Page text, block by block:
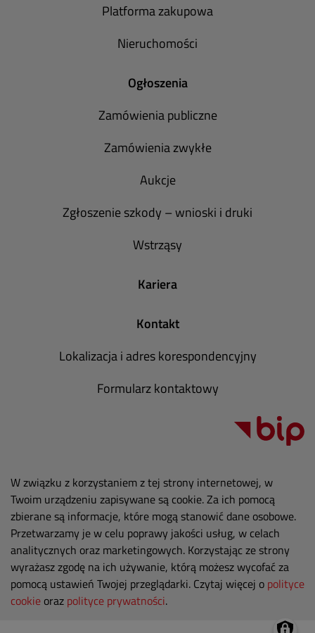
Platforma zakupowa
Nieruchomości
Ogłoszenia
Zamówienia publiczne
Zamówienia zwykłe
Aukcje
Zgłoszenie szkody – wnioski i druki
Wstrząsy
Kariera
Kontakt
Lokalizacja i adres korespondencyjny
Formularz kontaktowy
W związku z korzystaniem z tej strony internetowej, w
Twoim urządzeniu zapisywane są cookie. Za ich pomocą
zbierane są informacje, które mogą stanowić dane osobowe.
Przetwarzamy je w celu poprawy jakości usług, w celach
analitycznych oraz marketingowych. Korzystając ze strony
wyrażasz zgodę na ich używanie, którą możesz wycofać za
pomocą ustawień Twojej przeglądarki. Czytaj więcej o polityce
cookie oraz polityce prywatności.